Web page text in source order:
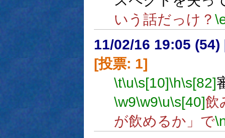
いう話だっけ？
11/02/16 19:05 (54)
[投票: 1]
\t\u\s[10]\h\s[82]
\w9\w9\u\s[40]飲
が飲めるか」で